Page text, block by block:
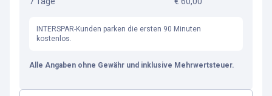
INTERSPAR-Kunden parken die ersten 90 Minuten
kostenlos.
Alle Angaben ohne Gewähr und inklusive Mehrwertsteuer.